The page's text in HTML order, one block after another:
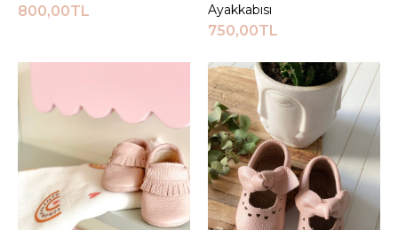
ALIŞVERIŞ LISTESINE EKLE
JEEYMI BABY
Pembe Cırt Cırtlı İsimli
İlk Adım Bebek Botu
800,00TL
800,00TL
Ayakkabısı
750,00TL